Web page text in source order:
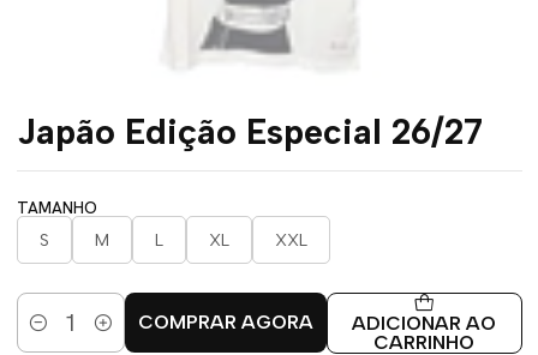
Japão Edição Especial 26/27
TAMANHO
S
M L XL XXL
Quantidade
ADICIONAR AO
CARRINHO
COMPRAR AGORA